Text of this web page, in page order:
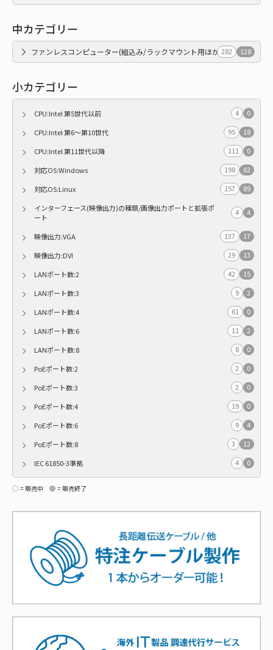
中カテゴリー
ファンレスコンピューター(組込み/ラックマウント用ほか)282 128
小カテゴリー
CPU:Intel 第5世代以前 4
0
CPU:Intel 第6～第10世代
95
18
CPU:Intel 第11世代以降
111
0
対応OS:Windows
198
82
対応OS:Linux
157
89
インターフェース(映像出力)の種類/画像出力ポートと拡張ポ
ート
4 4
映像出力:VGA 137
17
映像出力:DVI
29
13
LANポート数:2
42
15
LANポート数:3
9
2
LANポート数:4
61
0
LANポート数:6
11
2
LANポート数:8
8
0
PoEポート数:2
2
0
PoEポート数:3
2
0
PoEポート数:4
19
0
PoEポート数:6
9
4
PoEポート数:8
3
12
IEC 61850-3準拠
4 0
= 販売中 = 販売終了